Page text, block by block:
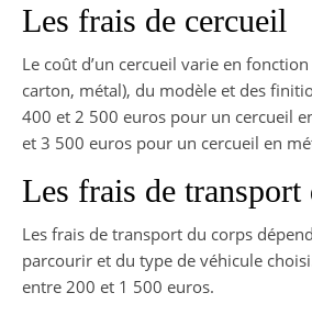
Les frais de cercueil
Le coût d’un cercueil varie en
carton, métal), du modèle et des
400 et 2 500 euros pour un cercueil
et 3 500 euros pour un cercueil en
Les frais de transport
Les frais de transport du corps
parcourir et du type de véhicule
entre 200 et 1 500 euros.